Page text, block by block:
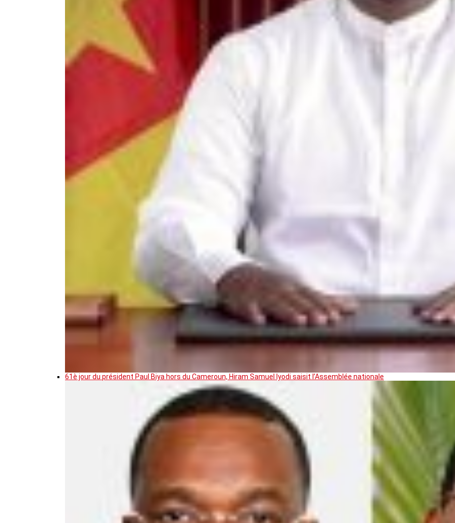
61è jour du président Paul Biya hors du Cameroun, Hiram Samuel Iyodi saisit l’Assemblée nationale